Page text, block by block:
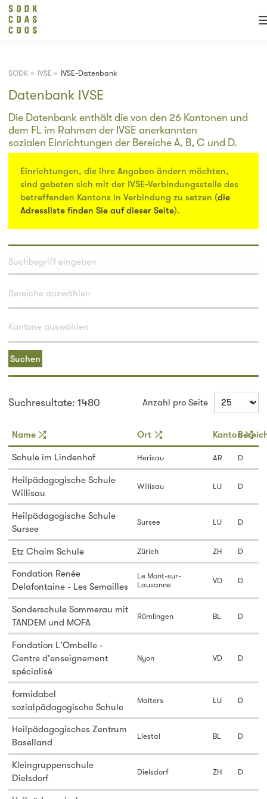
SODK » IVSE » IVSE-Datenbank
Datenbank IVSE
Die Datenbank enthält die von den 26 Kantonen und
dem FL im Rahmen der IVSE anerkannten
sozialen Einrichtungen der Bereiche A, B, C und D.
Einrichtungen, die ihre Angaben ändern möchten,
sind gebeten sich mit der IVSE-Verbindungsstelle des
betreffenden Kantons in Verbindung zu setzen (die
Adressliste finden Sie auf dieser Seite).
Suchen
Suchresultate: 1480 Anzahl pro Seite
Name Ort Kanton
Schule im Lindenhof Herisau AR D
Heilpädagogische Schule
Willisau
Willisau LU D
Heilpädagogische Schule
Sursee
Sursee LU D
Etz Chaim Schule Zürich ZH D
Fondation Renée
Delafontaine - Les Semailles
Le Mont-sur-
Lausanne
VD D
Sonderschule Sommerau mit
TANDEM und MOFA
Rümlingen BL D
Fondation L'Ombelle -
Centre d'enseignement
spécialisé
Nyon VD D
formidabel
sozialpädagogische Schule
Malters LU D
Heilpädagogisches Zentrum
Baselland
Liestal BL D
Kleingruppenschule
Dielsdorf
Dielsdorf ZH D